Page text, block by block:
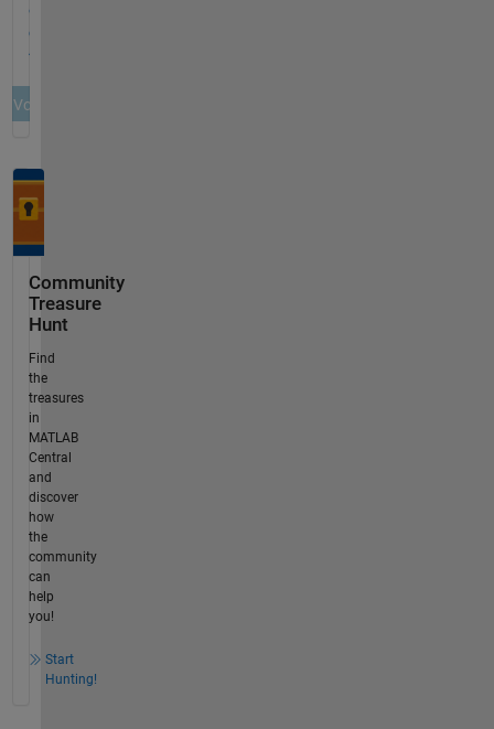
Community
Treasure
Hunt
Find
the
treasures
in
MATLAB
Central
and
discover
how
the
community
can
help
you!
Start
Hunting!